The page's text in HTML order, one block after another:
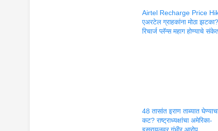
Airtel Recharge Price
एअरटेल ग्राहकांना मोठा झटका?
रिचार्ज प्लॅन्स महाग होण्याचे
48 तासांत इराण ताब्यात
कट? राष्ट्राध्यक्षांचा अमेरिका-
इस्रायलवर गंभीर आरोप